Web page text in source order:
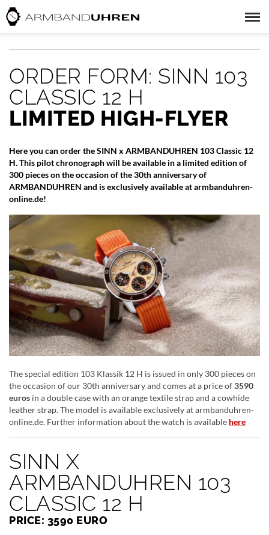
ORDER FORM: SINN 103
CLASSIC 12 H
LIMITED HIGH-FLYER
Here you can order the SINN x ARMBANDUHREN 103 Classic 12
H. This pilot chronograph will be available in a limited edition of
300 pieces on the occasion of the 30th anniversary of
ARMBANDUHREN and is exclusively available at armbanduhren-
online.de!
The special edition 103 Klassik 12 H is issued in only 300 pieces on
the occasion of our 30th anniversary and comes at a price of3590
euros in a double case with an orange textile strap and a cowhide
leather strap. The model is available exclusively at armbanduhren-
online.de. Further information about the watch is available here
SINN X
ARMBANDUHREN 103
CLASSIC 12 H
PRICE: 3590 EURO